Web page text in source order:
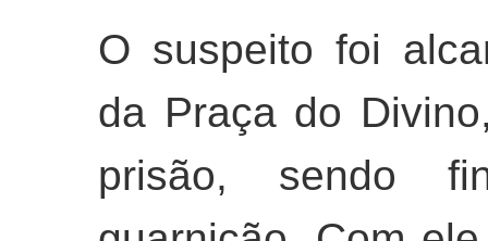
O suspeito foi
da Praça do
prisão, sendo